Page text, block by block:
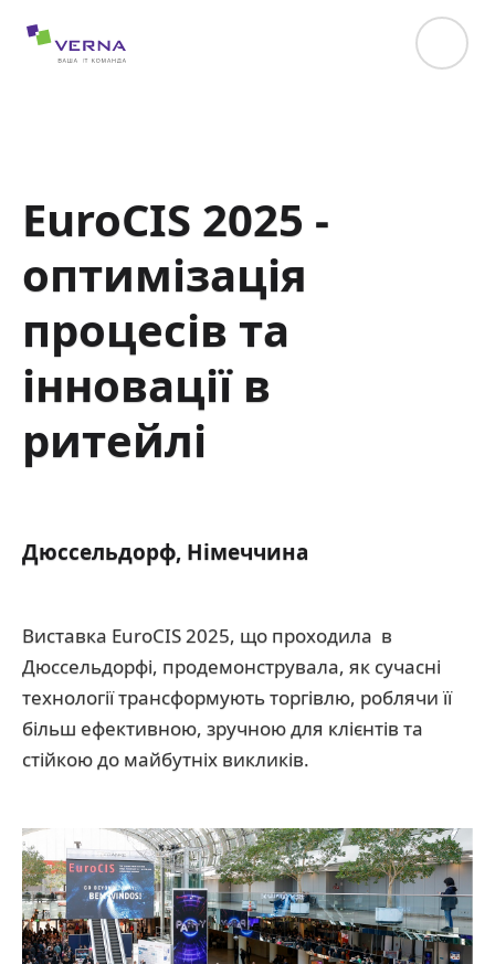
EuroCIS 2025 -
оптимізація
процесів та
інновації в
ритейлі
Дюссельдорф, Німеччина
Виставка EuroCIS 2025, що проходила в
Дюссельдорфі, продемонструвала, як сучасні
технології трансформують торгівлю, роблячи її
більш ефективною, зручною для клієнтів та
стійкою до майбутніх викликів.